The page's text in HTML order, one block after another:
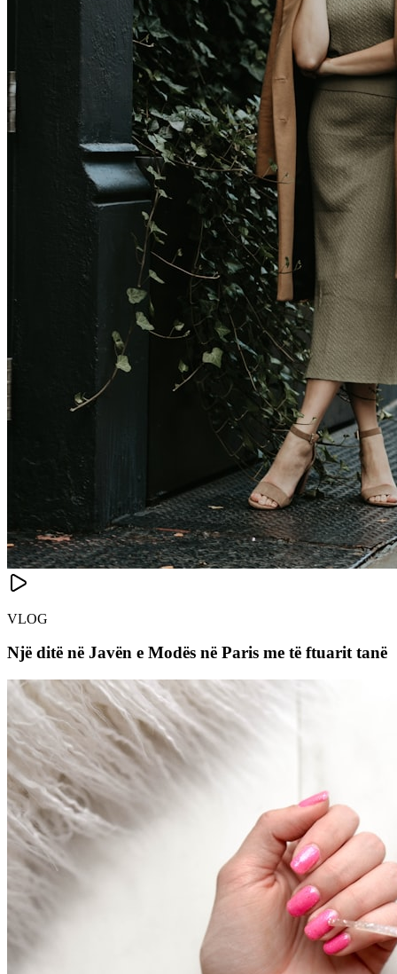
VLOG
Një ditë në Javën e Modës në Paris me të ftuarit tanë